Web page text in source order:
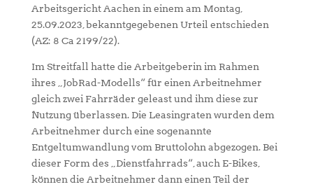
Arbeitsgericht Aachen in einem am Montag,
25.09.2023, bekanntgegebenen Urteil entschieden
(AZ: 8 Ca 2199/22).
Im Streitfall hatte die Arbeitgeberin im Rahmen
ihres „JobRad-Modells“ für einen Arbeitnehmer
gleich zwei Fahrräder geleast und ihm diese zur
Nutzung überlassen. Die Leasingraten wurden dem
Arbeitnehmer durch eine sogenannte
Entgeltumwandlung vom Bruttolohn abgezogen. Bei
dieser Form des „Dienstfahrrads“, auch E-Bikes,
können die Arbeitnehmer dann einen Teil der